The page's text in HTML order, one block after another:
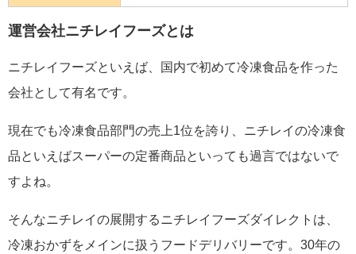
運営会社ニチレイフーズとは
ニチレイフーズといえば、国内で初めて冷凍食品を作った
会社として有名です。
現在でも冷凍食品部門の売上1位を誇り、ニチレイの冷凍食
品といえばスーパーの定番商品といっても過言ではないで
すよね。
そんなニチレイの展開するニチレイフーズダイレクトは、
冷凍おかずをメインに扱うフードデリバリーです。30年の